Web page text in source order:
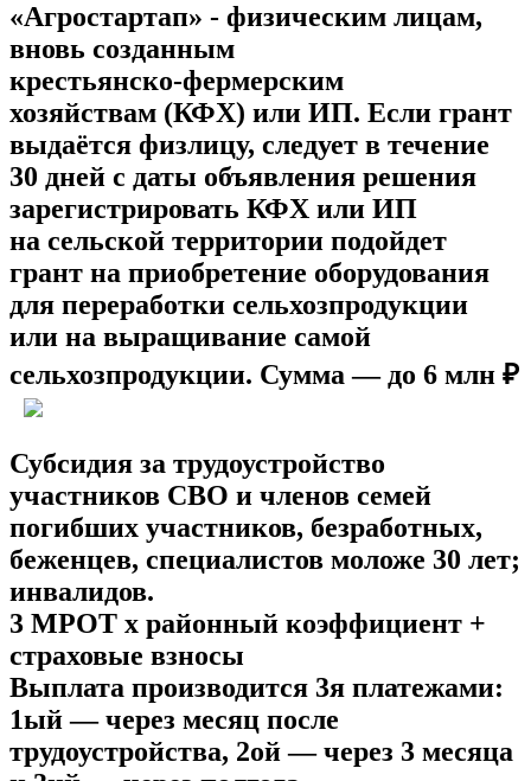
«Агростартап» - физическим лицам,
вновь созданным
крестьянско‑фермерским
хозяйствам (КФХ) или ИП. Если грант
выдаётся физлицу, следует в течение
30 дней с даты объявления решения
зарегистрировать КФХ или ИП
на сельской территории подойдет
грант на приобретение оборудования
для переработки сельхозпродукции
или на выращивание самой
сельхозпродукции. Сумма — до 6 млн ₽
Субсидия за трудоустройство
участников СВО и членов семей
погибших участников, безработных,
беженцев, специалистов моложе 30 лет;
инвалидов.
3 МРОТ х районный коэффициент +
страховые взносы
Выплата производится 3я платежами:
1ый — через месяц после
трудоустройства, 2ой — через 3 месяца